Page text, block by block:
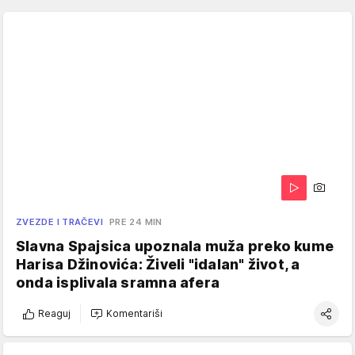
ZVEZDE I TRAČEVI PRE 24 MIN
Slavna Spajsica upoznala muža preko kume
Harisa Džinovića: Živeli "idalan" život, a
onda isplivala sramna afera
Reaguj Komentariši